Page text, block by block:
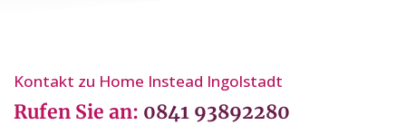
Kontakt zu Home Instead Ingolstadt
Rufen Sie an: 0841 93892280